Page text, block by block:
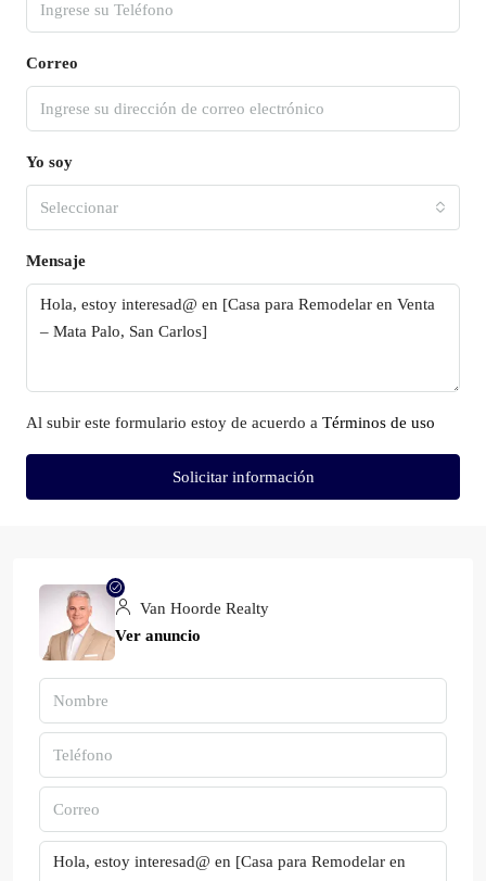
Correo
Yo soy
Seleccionar
Mensaje
Al subir este formulario estoy de acuerdo a Términos de uso
Solicitar información
Van Hoorde Realty
Ver anuncio